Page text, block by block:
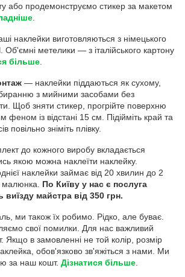
або продемонструємо стикер за макетом
наклейки виготовляються з німецького
Об'ємні метелики — з італійського картону
більше
— наклейки піддаються як сухому,
з мийними засобами без
Щоб зняти стикер, прогрійте поверхню
феном із відстані 15 см. Підійміть край та
повільно зніміть плівку.
до кожного виробу вкладається
якою можна наклеїти наклейку.
наклейки займає від 20 хвилин до 2
малюнка. По Київу у нас є послуга
виїзду майстра від 350 грн.
ми також їх робимо. Рідко, але буває.
свої помилки. Для нас важливий
Якщо в замовленні не той колір, розмір
обов'язково зв'яжіться з нами. Ми
за наш кошт. Дізнатися більше